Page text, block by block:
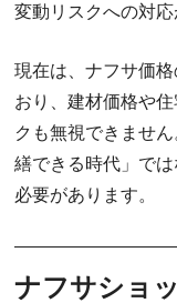
変動リスクへの対応
現在は、ナフサ価
おり、建材価格や
クも無視できませ
繕できる時代」で
必要があります。
ナフサショ